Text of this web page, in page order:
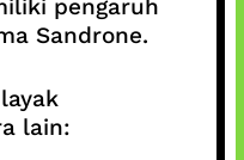
pengaruh
Sandrone.
lain: